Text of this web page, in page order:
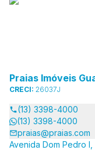
Praias Imóveis
CRECI: 26037J
(13) 3398-4000
(13) 3398-4000
praias@praias.com
Avenida Dom Pedro I,